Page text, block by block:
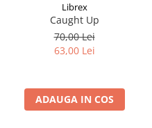
Librex
Caught Up
70,00 Lei
63,00 Lei
ADAUGA IN COS